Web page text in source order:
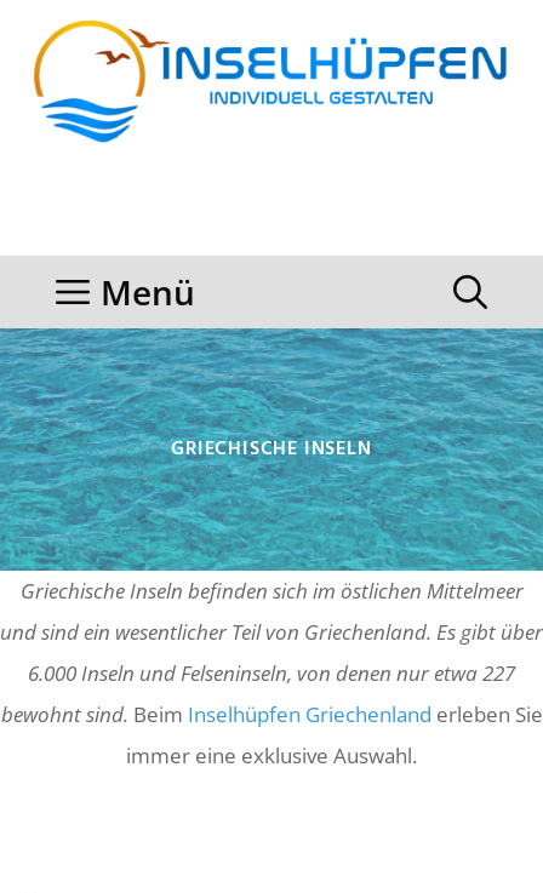
Inhalt
springen
Menü
GRIECHISCHE INSELN
Griechische Inseln befinden sich im östlichen Mittelmeer
und sind ein wesentlicher Teil von Griechenland. Es gibt über
6.000 Inseln und Felseninseln, von denen nur etwa 227
bewohnt sind. Beim Inselhüpfen Griechenland erleben Sie
immer eine exklusive Auswahl.